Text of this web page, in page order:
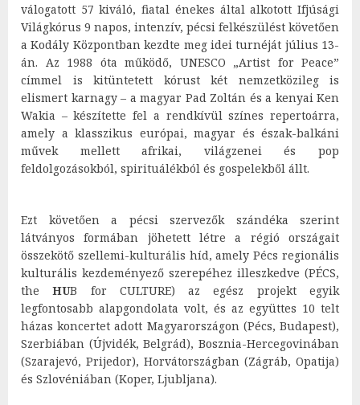
válogatott 57 kiváló, fiatal énekes által alkotott Ifjúsági
Világkórus 9 napos, intenzív, pécsi felkészülést követően
a Kodály Központban kezdte meg idei turnéját július 13-
án. Az 1988 óta működő, UNESCO „Artist for Peace”
címmel is kitüntetett kórust két nemzetközileg is
elismert karnagy – a magyar Pad Zoltán és a kenyai Ken
Wakia – készítette fel a rendkívül színes repertoárra,
amely a klasszikus európai, magyar és észak-balkáni
művek mellett afrikai, világzenei és pop
feldolgozásokból, spirituálékból és gospelekből állt.
Ezt követően a pécsi szervezők szándéka szerint
látványos formában jöhetett létre a régió országait
összekötő szellemi-kulturális híd, amely Pécs regionális
kulturális kezdeményező szerepéhez illeszkedve (PÉCS,
theHUB for CULTURE) az egész projekt egyik
legfontosabb alapgondolata volt, és az együttes 10 telt
házas koncertet adott Magyarországon (Pécs, Budapest),
Szerbiában (Újvidék, Belgrád), Bosznia-Hercegovinában
(Szarajevó, Prijedor), Horvátországban (Zágráb, Opatija)
és Szlovéniában (Koper, Ljubljana).